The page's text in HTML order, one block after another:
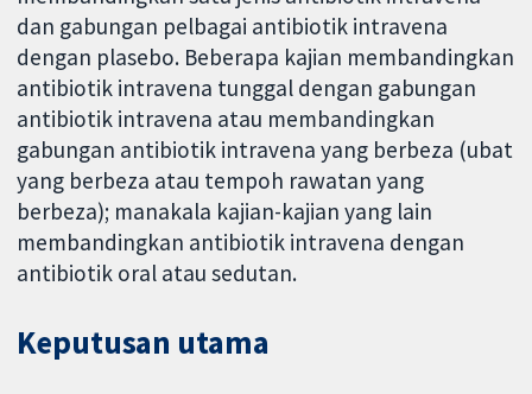
dan gabungan pelbagai antibiotik intravena
dengan plasebo. Beberapa kajian membandingkan
antibiotik intravena tunggal dengan gabungan
antibiotik intravena atau membandingkan
gabungan antibiotik intravena yang berbeza (ubat
yang berbeza atau tempoh rawatan yang
berbeza); manakala kajian-kajian yang lain
membandingkan antibiotik intravena dengan
antibiotik oral atau sedutan.
Keputusan utama